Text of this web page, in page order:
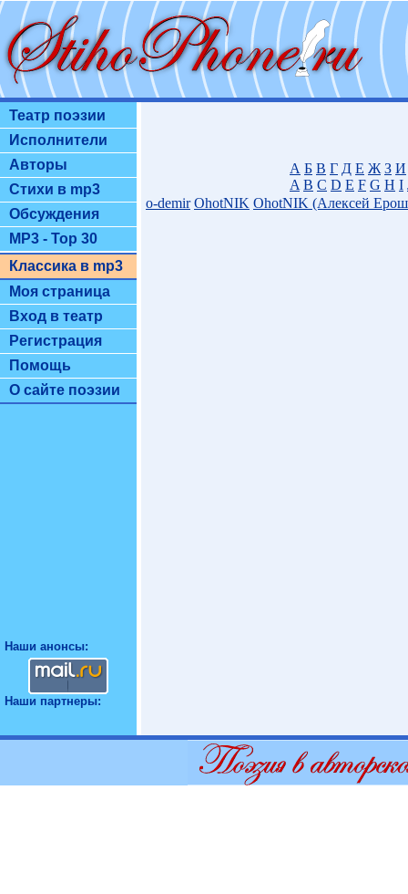
Театр поэзии
Исполнители
Авторы
Стихи в mp3
Обсуждения
MP3 - Top 30
Классика в mp3
Моя страница
Вход в театр
Регистрация
Помощь
О сайте поэзии
Наши анонсы:
Наши партнеры:
А Б В Г Д Е Ж З И
A B C D E F G H I
o-demir OhotNIK OhotNIK (Алексей